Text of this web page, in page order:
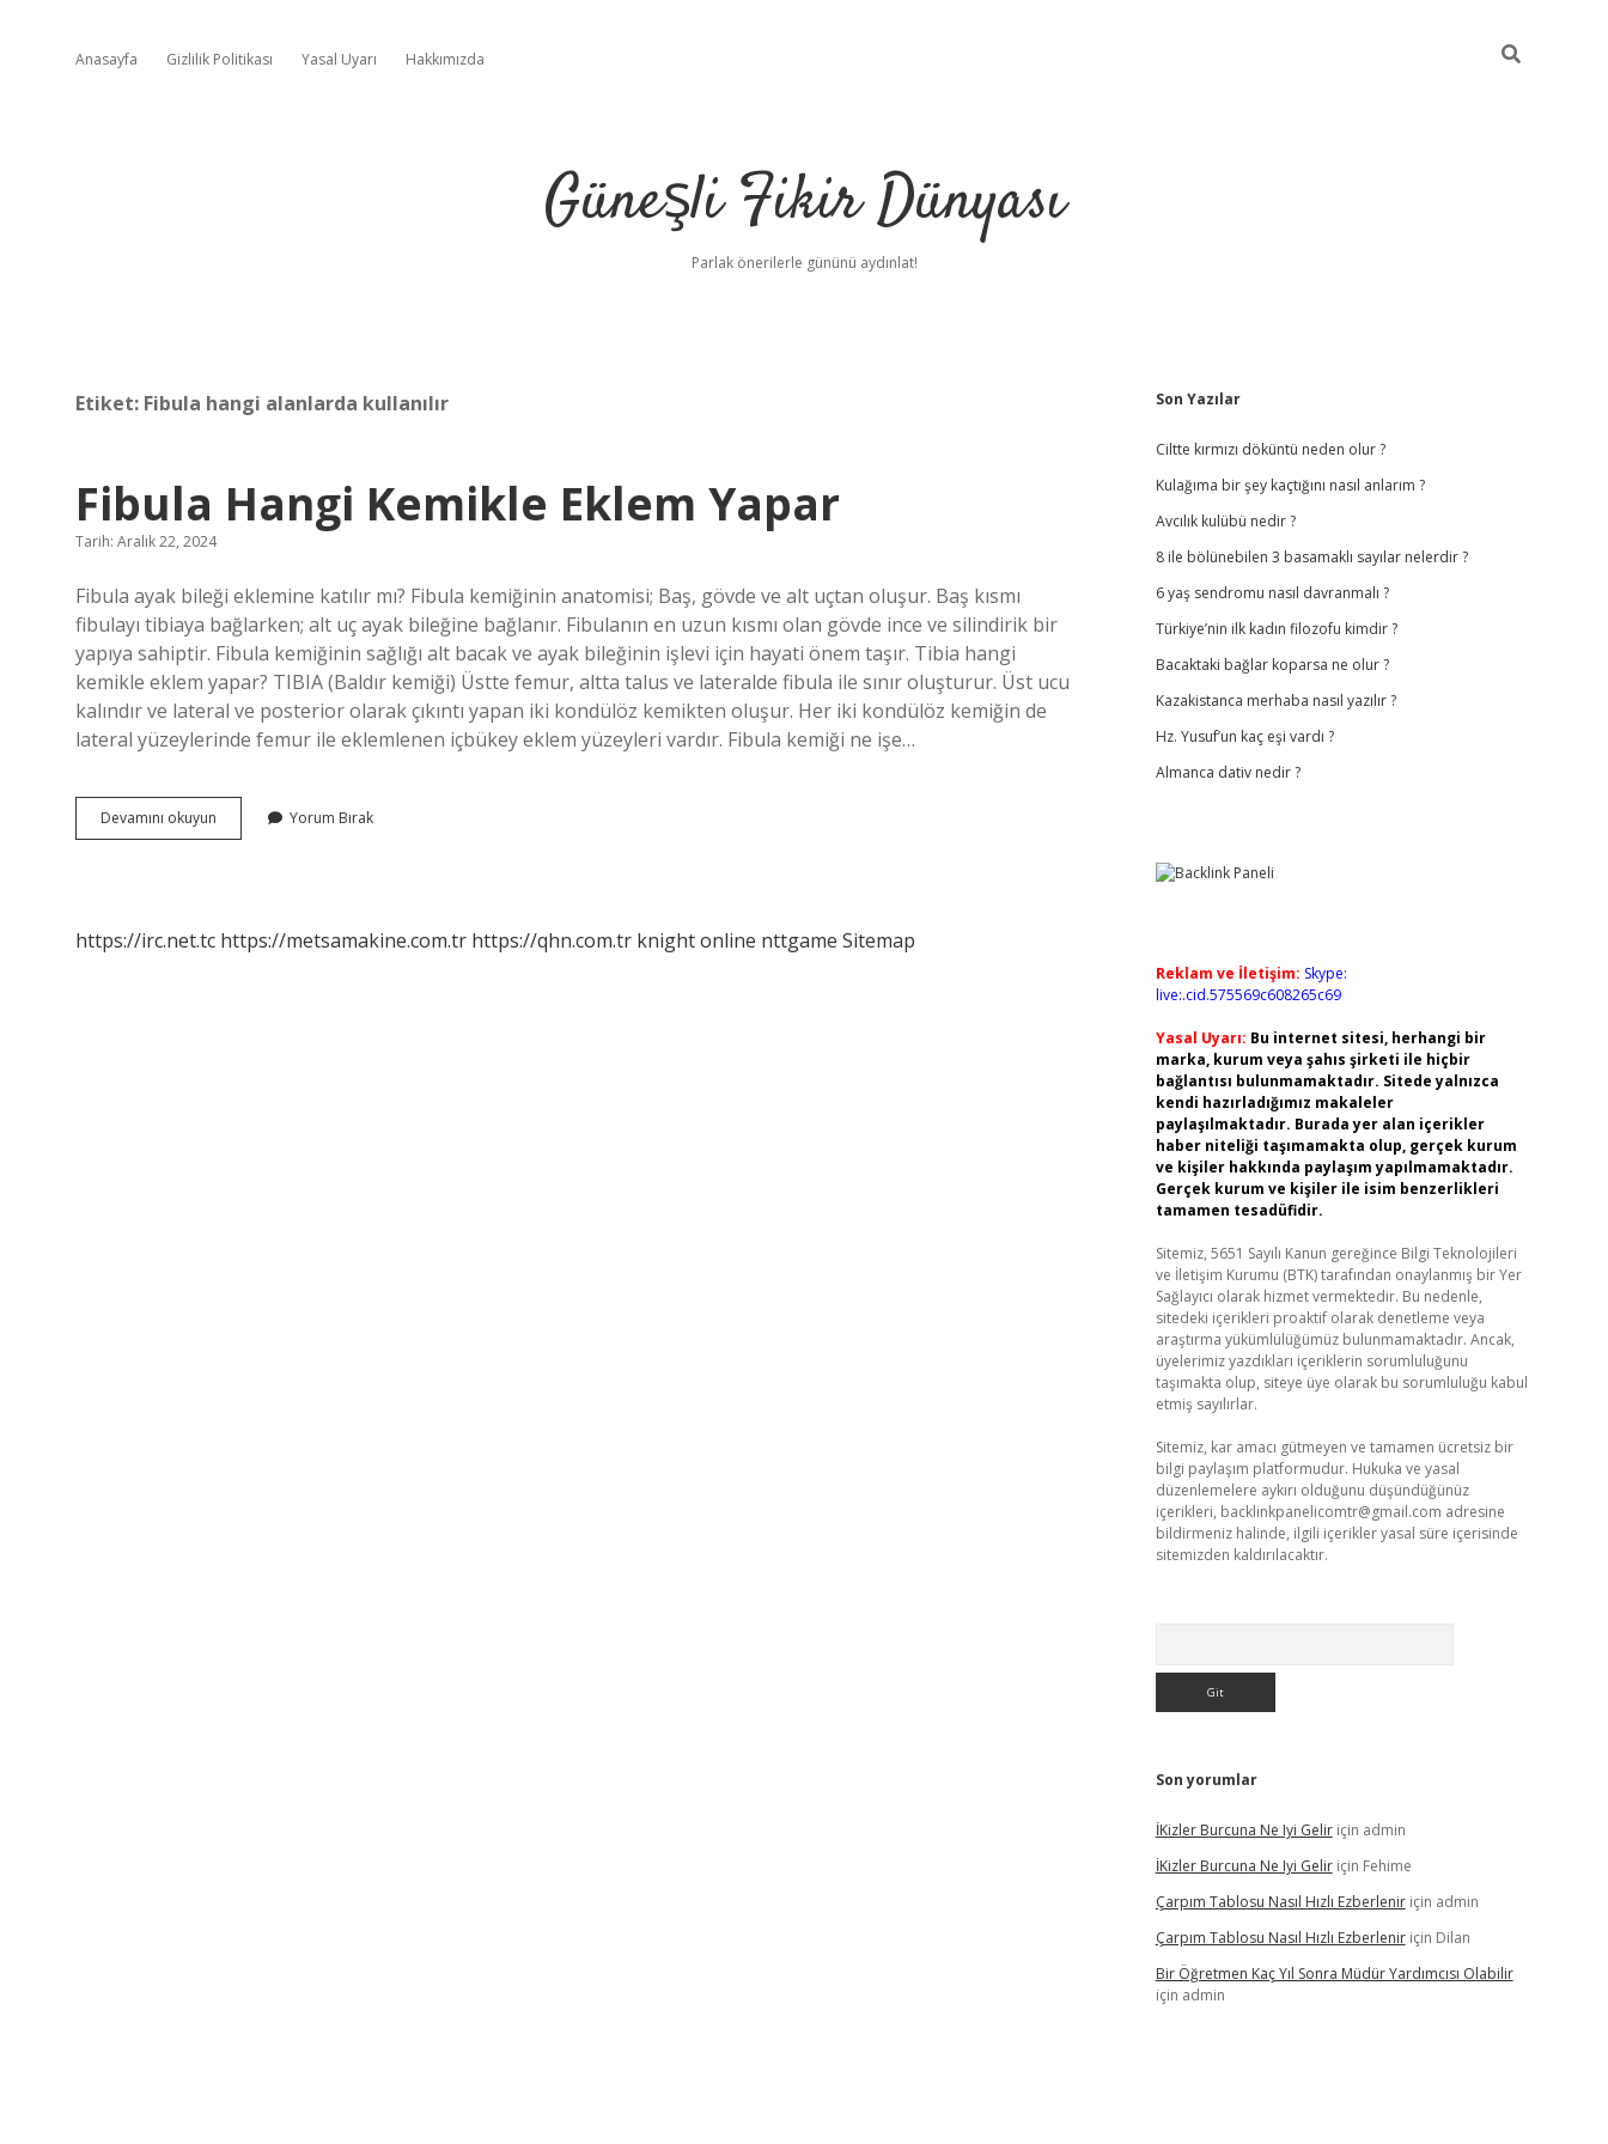
Anasayfa Gizlilik Politikası Yasal Uyarı Hakkımızda
Güneşli Fikir Dünyası
Parlak önerilerle gününü aydınlat!
Etiket: Fibula hangi alanlarda kullanılır
Fibula Hangi Kemikle Eklem Yapar
Tarih: Aralık 22, 2024
Fibula ayak bileği eklemine katılır mı? Fibula kemiğinin anatomisi; Baş, gövde ve alt uçtan oluşur. Baş kısmı
fibulayı tibiaya bağlarken; alt uç ayak bileğine bağlanır. Fibulanın en uzun kısmı olan gövde ince ve silindirik bir
yapıya sahiptir. Fibula kemiğinin sağlığı alt bacak ve ayak bileğinin işlevi için hayati önem taşır. Tibia hangi
kemikle eklem yapar? TIBIA (Baldır kemiği) Üstte femur, altta talus ve lateralde fibula ile sınır oluşturur. Üst ucu
kalındır ve lateral ve posterior olarak çıkıntı yapan iki kondülöz kemikten oluşur. Her iki kondülöz kemiğin de
lateral yüzeylerinde femur ile eklemlenen içbükey eklem yüzeyleri vardır. Fibula kemiği ne işe…
Devamını okuyun
Hangi
Yorum Bırak
https://irc.net.tc https://metsamakine.com.tr https://qhn.com.tr knight online nttgame Sitemap
Sidebar
Son Yazılar
Ciltte kırmızı döküntü neden olur ?
Kulağıma bir şey kaçtığını nasıl anlarım ?
Avcılık kulübü nedir ?
8 ile bölünebilen 3 basamaklı sayılar nelerdir ?
6 yaş sendromu nasıl davranmalı ?
Türkiye’nin ilk kadın filozofu kimdir ?
Bacaktaki bağlar koparsa ne olur ?
Kazakistanca merhaba nasıl yazılır ?
Hz. Yusuf’un kaç eşi vardı ?
Almanca dativ nedir ?
Reklam ve İletişim: Skype:
live:.cid.575569c608265c69
Yasal Uyarı: Bu internet sitesi, herhangi bir
marka, kurum veya şahıs şirketi ile hiçbir
bağlantısı bulunmamaktadır. Sitede yalnızca
kendi hazırladığımız makaleler
paylaşılmaktadır. Burada yer alan içerikler
haber niteliği taşımamakta olup, gerçek kurum
ve kişiler hakkında paylaşım yapılmamaktadır.
Gerçek kurum ve kişiler ile isim benzerlikleri
tamamen tesadüfidir.
Sitemiz, 5651 Sayılı Kanun gereğince Bilgi Teknolojileri
ve İletişim Kurumu (BTK) tarafından onaylanmış bir Yer
Sağlayıcı olarak hizmet vermektedir. Bu nedenle,
sitedeki içerikleri proaktif olarak denetleme veya
araştırma yükümlülüğümüz bulunmamaktadır. Ancak,
üyelerimiz yazdıkları içeriklerin sorumluluğunu
taşımakta olup, siteye üye olarak bu sorumluluğu kabul
etmiş sayılırlar.
Sitemiz, kar amacı gütmeyen ve tamamen ücretsiz bir
bilgi paylaşım platformudur. Hukuka ve yasal
düzenlemelere aykırı olduğunu düşündüğünüz
içerikleri, backlinkpanelicomtr@gmail.com adresine
bildirmeniz halinde, ilgili içerikler yasal süre içerisinde
sitemizden kaldırılacaktır.
Son yorumlar
İKizler Burcuna Ne Iyi Geliriçin admin
İKizler Burcuna Ne Iyi Geliriçin Fehime
Çarpım Tablosu Nasıl Hızlı Ezberleniriçin admin
Çarpım Tablosu Nasıl Hızlı Ezberleniriçin Dilan
Bir Öğretmen Kaç Yıl Sonra Müdür Yardımcısı Olabilir
için admin
ilbethiltonbet